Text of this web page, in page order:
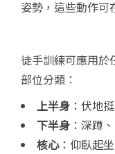
姿勢，這些動作可
徒手訓練可應用於
部位分類：
上半身 ：伏地
下半身 ：深蹲
核心：仰臥起